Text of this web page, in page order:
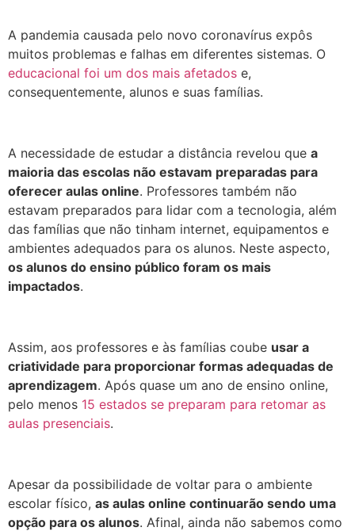
A pandemia causada pelo novo coronavírus expôs
muitos problemas e falhas em diferentes sistemas. O
educacional foi um dos mais afetados e,
consequentemente, alunos e suas famílias.
A necessidade de estudar a distância revelou que a
maioria das escolas não estavam preparadas para
oferecer aulas online. Professores também não
estavam preparados para lidar com a tecnologia, além
das famílias que não tinham internet, equipamentos e
ambientes adequados para os alunos. Neste aspecto,
os alunos do ensino público foram os mais
impactados.
Assim, aos professores e às famílias coube usar a
criatividade para proporcionar formas adequadas de
aprendizagem. Após quase um ano de ensino online,
pelo menos 15 estados se preparam para retomar as
aulas presenciais.
Apesar da possibilidade de voltar para o ambiente
escolar físico, as aulas online continuarão sendo uma
opção para os alunos. Afinal, ainda não sabemos como